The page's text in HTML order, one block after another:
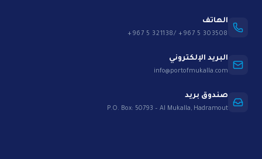
الهاتف
+967 5 321138/ +967 5 303508
البريد الإلكتروني
info@portofmukalla.com
صندوق بريد
P.O. Box: 50793 – Al Mukalla, Hadramout